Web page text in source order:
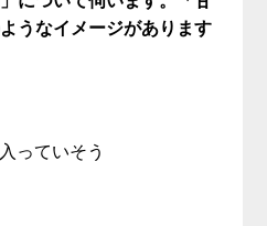
うなイメージがあります
っていそう